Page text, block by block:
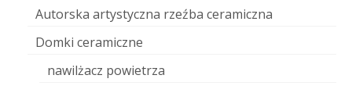
Autorska artystyczna rzeźba ceramiczna
Domki ceramiczne
nawilżacz powietrza